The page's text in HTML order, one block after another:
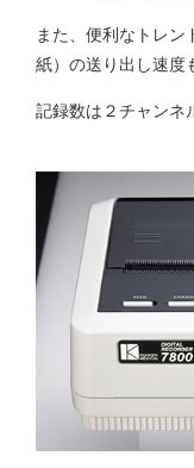
また、便利なトレ
紙）の送り出し速度
記録数は２チャンネ